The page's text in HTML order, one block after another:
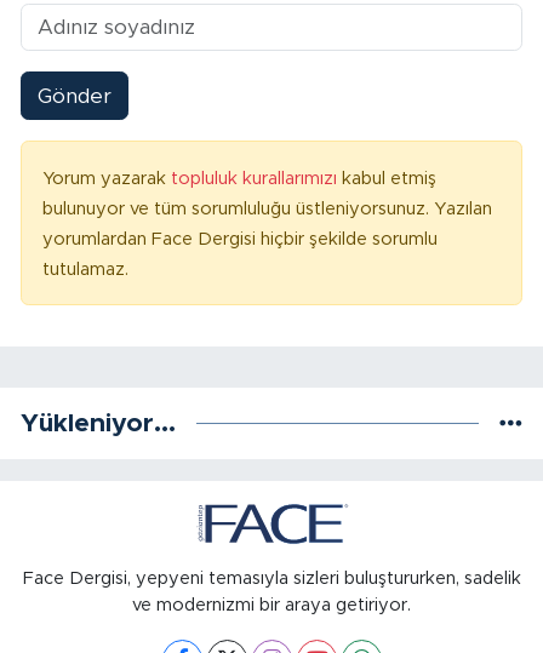
Gönder
Yorum yazarak topluluk kurallarımızı kabul etmiş
bulunuyor ve tüm sorumluluğu üstleniyorsunuz. Yazılan
yorumlardan Face Dergisi hiçbir şekilde sorumlu
tutulamaz.
Yükleniyor...
Face Dergisi, yepyeni temasıyla sizleri buluştururken, sadelik
ve modernizmi bir araya getiriyor.